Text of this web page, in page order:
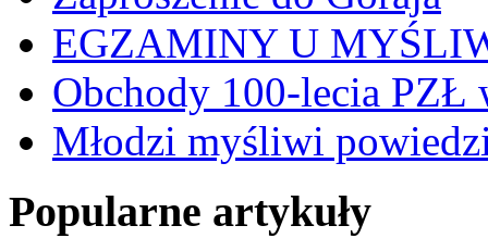
EGZAMINY U
Obchody 100-lecia PZŁ
Młodzi myśliwi
Popularne artykuły